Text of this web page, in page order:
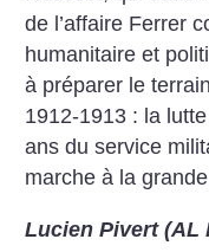
de l’affaire Ferrer
humanitaire et
à préparer le
1912-1913 : la
ans du service
marche à la
Lucien Pivert (AL